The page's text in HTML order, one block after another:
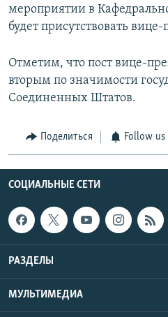
мероприятии в
будет присутствовать
Отметим, что пост вице-
вторым по значимости
Соединенных Штатов.
Поделиться Follow us
СОЦИАЛЬНЫЕ СЕТИ
РАЗДЕЛЫ
МУЛЬТИМЕДИА